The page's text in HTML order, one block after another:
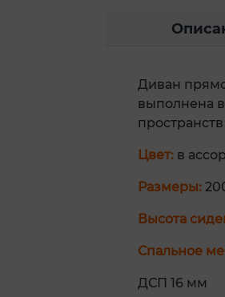
Диван
выполнена
Цвет: в
Размеры:
Высота
Спальное
ДСП 16 мм